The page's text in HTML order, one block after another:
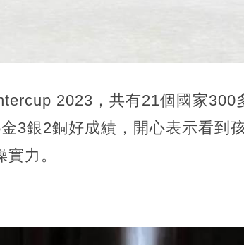
2023，共有21個國家300
3銀2銅好成績，開心表示看到
力。